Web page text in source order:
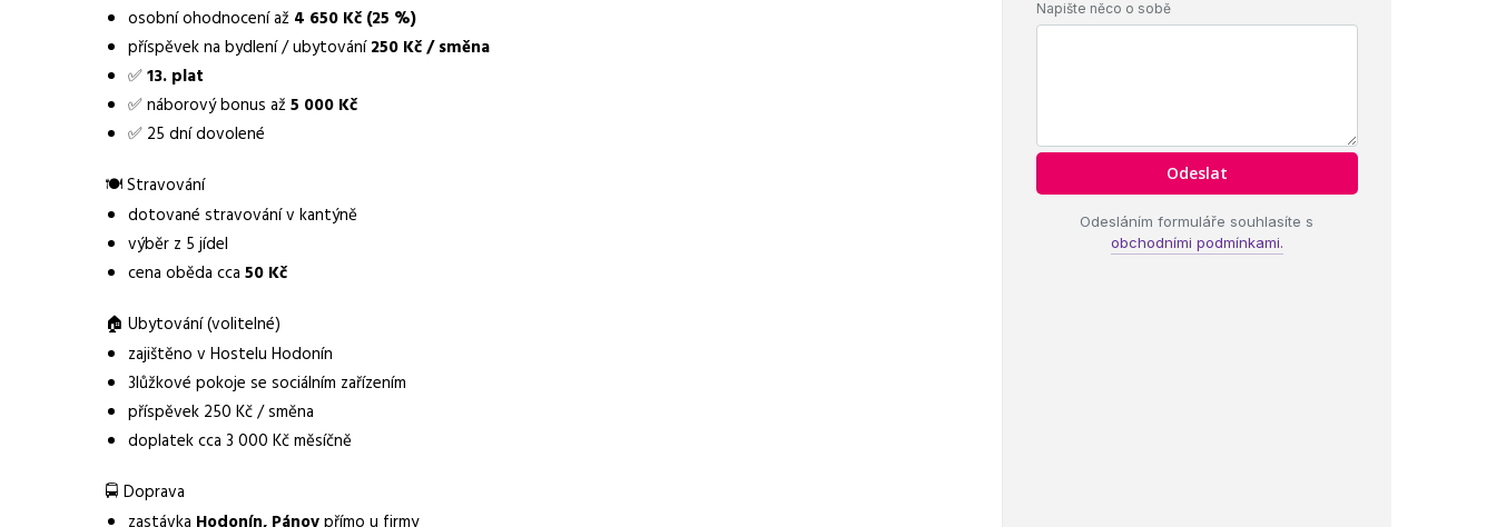
Forma práce práce na pracovišti
Vzdělání
Bonus
Vybrané benefity
osobní ohodnocení až 4 650 Kč (25 %)
příspěvek na bydlení / ubytování250 Kč / směna
✅13. plat
✅ náborový bonus až5 000 Kč
✅ 25 dní dovolené
🍽️ Stravování
dotované stravování v kantýně
výběr z 5 jídel
cena oběda cca50 Kč
🏠 Ubytování (volitelné)
zajištěno v Hostelu Hodonín
3lůžkové pokoje se sociálním zařízením
příspěvek 250 Kč / směna
doplatek cca 3 000 Kč měsíčně
🚍 Doprava
zastávka Hodonín, Pánovpřímo u firmy
Napište něco o sobě
Odesláním formuláře souhlasíte s
obchodními podmínkami.